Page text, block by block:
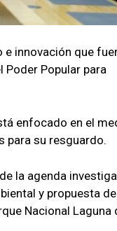
e innovación que
Poder Popular para
enfocado en el
para su resguardo.
la agenda
y propuesta de
Nacional Laguna